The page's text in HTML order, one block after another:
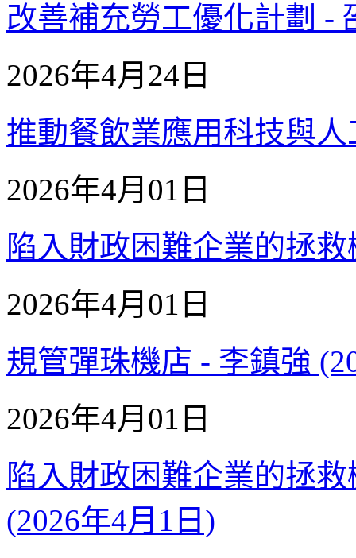
改善補充勞工優化計劃 -
2026年4月24日
推動餐飲業應用科技與
2026年4月01日
陷入財政困難企業的拯
2026年4月01日
規管彈珠機店 - 李鎮強
2026年4月01日
陷入財政困難企業的拯
(2026年4月1日)